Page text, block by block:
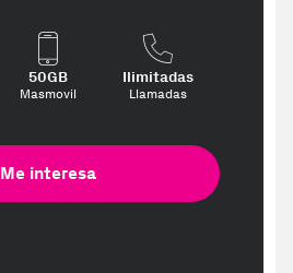
50GB
Masmovil
Ilimitadas
Llamadas
Me interesa